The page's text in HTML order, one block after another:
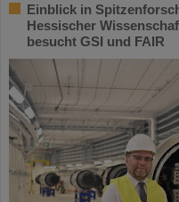
Einblick in
Hessischer
besucht GSI und FAIR